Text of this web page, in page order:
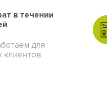
в течении
для
клиентов